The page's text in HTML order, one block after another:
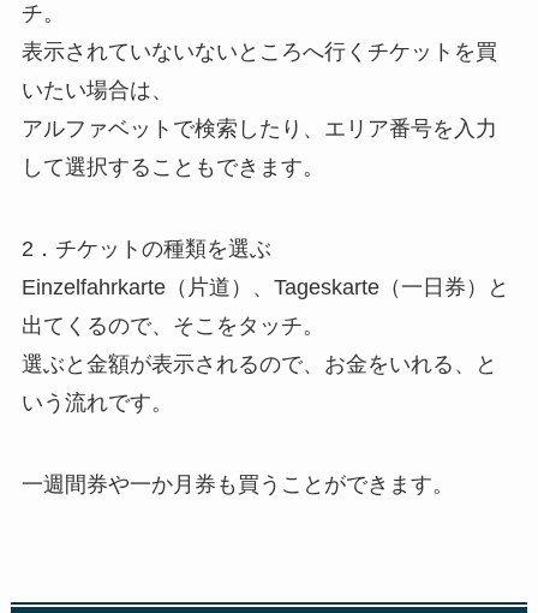
チ。
表示されていないないところへ行くチケットを買
いたい場合は、
アルファベットで検索したり、エリア番号を入力
して選択することもできます。
2．チケットの種類を選ぶ
Einzelfahrkarte（片道）、Tageskarte（一日券）と
出てくるので、そこをタッチ。
選ぶと金額が表示されるので、お金をいれる、と
いう流れです。
一週間券や一か月券も買うことができます。